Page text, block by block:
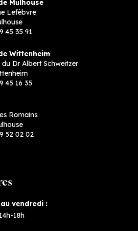
Mulhouse
Lefèbvre
45 35 91
Wittenheim
du Dr Albert Schweitzer
45 16 35
Romains
52 02 02
vendredi :
18h